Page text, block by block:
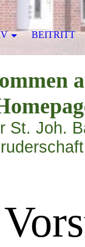
St. Joh.
BEITRITT